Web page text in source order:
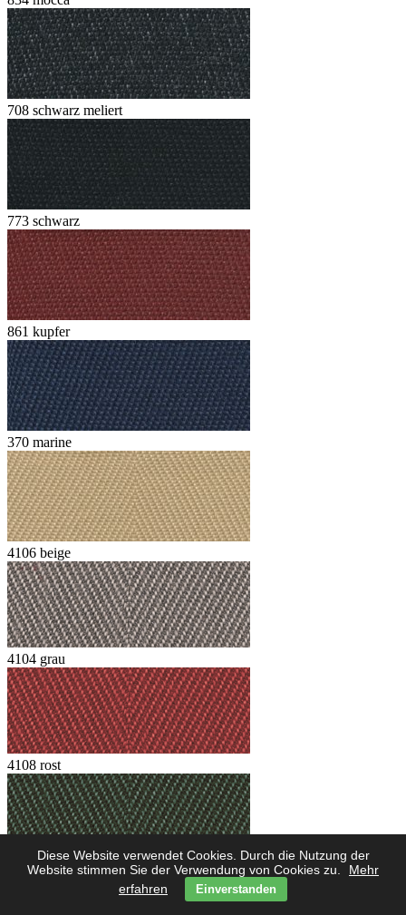
Diese Website verwendet Cookies. Durch die Nutzung der
Website stimmen Sie der Verwendung von Cookies zu.
Mehr
erfahren
Einverstanden
708 schwarz meliert
773 schwarz
861 kupfer
370 marine
4106 beige
4104 grau
4108 rost
4102 grün